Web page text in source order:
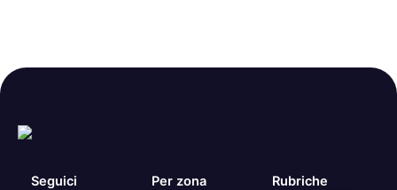
Seguici Per zona Rubriche